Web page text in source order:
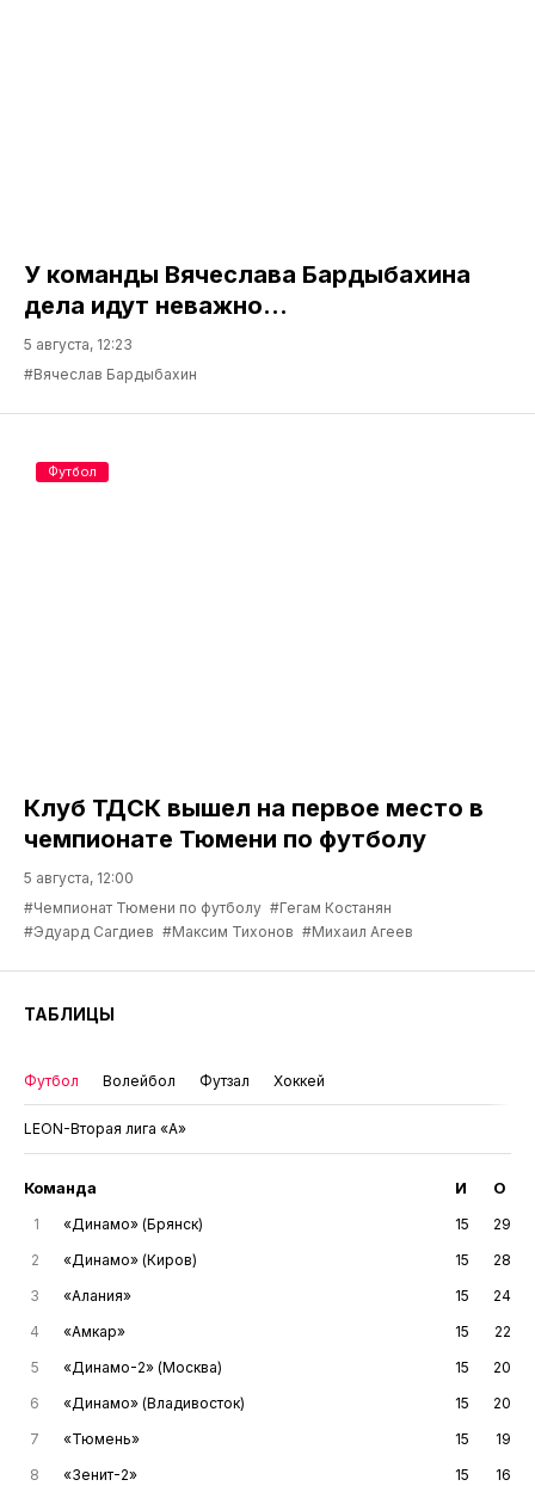
У команды Вячеслава Бардыбахина
дела идут неважно…
5 августа, 12:23
#Вячеслав Бардыбахин
Клуб ТДСК вышел на первое место в
чемпионате Тюмени по футболу
5 августа, 12:00
#Чемпионат Тюмени по футболу #Гегам Костанян
#Эдуард Сагдиев #Максим Тихонов #Михаил Агеев
Футбол
ТАБЛИЦЫ
Футбол Волейбол Футзал Хоккей
LEON-Вторая лига «А»
Команда И О
1 «Динамо» (Брянск) 15
29
2
«Динамо» (Киров) 15
28
3
«Алания» 15
24
4
«Амкар» 15
22
5
«Динамо-2» (Москва) 15
20
6
«Динамо» (Владивосток) 15
20
7
«Тюмень» 15
19
8
«Зенит-2» 15
16